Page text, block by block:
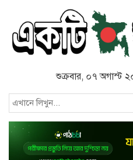
শুক্রবার, ০৭ অগাস্ট